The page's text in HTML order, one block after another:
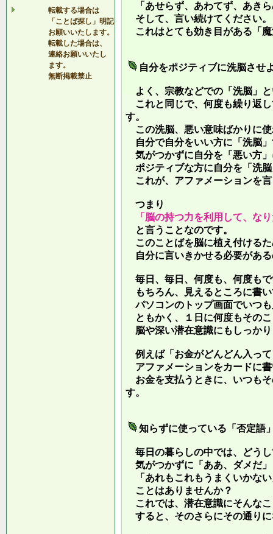
転載する場合は
「ことば探し」明記
お願いいたします。
転載した場合は、
連絡お願いいたし
ます。
無断掲載禁止
「あせらず、あわてず、あき
そして、言い続けてください。
これはとても効き目がある「
自分をポジティブに洗脳させ
よく、宗教などでの「洗脳」
これと同じで、何度も繰り返
す。
この洗脳、悪い意味ばかりに
自分で自分をいい方に「洗脳
気がつかずに自分を「悪い方
ポジティブな方に自分を「洗
これが、アファメーションを
つまり
「脳の持つ力を利用して、な
と言うことなのです。
このことばを脳に植え付ける
自分に言いきかせる必要があ
毎日、毎日、何度も、何度も
もちろん、見えるところに書
パソコンのトップ画面でいつ
ともかく、１日に何度もその
脳や深い潜在意識にもしっか
例えば「お金がどんどん入っ
アファメーションをカードに
お金を支払うときに、いつも
す。
知らずに使っている「否定語
毎日の暮らしの中では、どう
気がつかずに「ああ、ダメだ
「あれもこれもうまくいかな
ことはありませんか？
これでは、潜在意識にそんな
すると、そのさらにその通り